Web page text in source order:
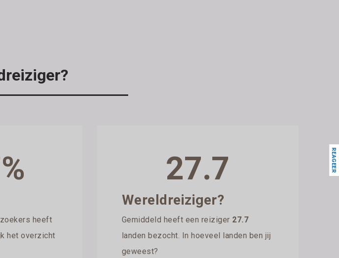
heeft
het overzicht
27.7
Wereldreiziger?
Gemiddeld heeft een reiziger 27.7
landen bezocht. In hoeveel landen ben jij
geweest?
REAGEER